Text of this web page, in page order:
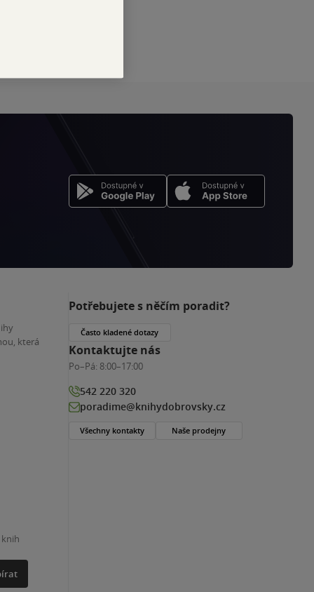
která
Potřebujete s něčím poradit?
Často kladené dotazy
Kontaktujte nás
Po–Pá: 8:00–17:00
542 220 320
poradime@knihydobrovsky.cz
Všechny kontakty Naše prodejny